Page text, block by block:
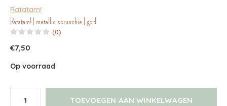
Ratatam!
Ratatam! | metallic scrunchie | gold
(0)
€7,50
Op voorraad
TOEVOEGEN AAN WINKELWAGEN